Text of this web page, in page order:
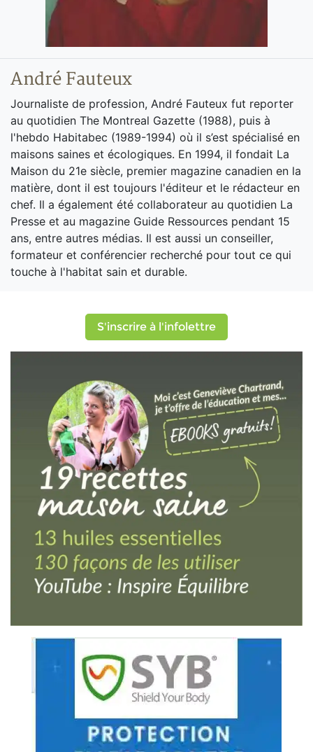
André Fauteux
Journaliste de profession, André Fauteux fut reporter
au quotidien The Montreal Gazette (1988), puis à
l'hebdo Habitabec (1989-1994) où il s’est spécialisé en
maisons saines et écologiques. En 1994, il fondait La
Maison du 21e siècle, premier magazine canadien en la
matière, dont il est toujours l'éditeur et le rédacteur en
chef. Il a également été collaborateur au quotidien La
Presse et au magazine Guide Ressources pendant 15
ans, entre autres médias. Il est aussi un conseiller,
formateur et conférencier recherché pour tout ce qui
touche à l'habitat sain et durable.
S'inscrire à l'infolettre